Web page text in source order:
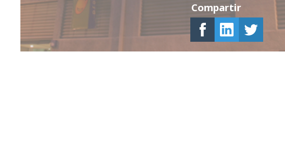
Compartir